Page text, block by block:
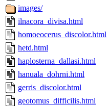
images/
ilnacora_divisa.html
homoeocerus_discolor.html
hetd.html
haplosterna_dallasi.html
hanuala_dohrni.html
gerris_discolor.html
geotomus_difficilis.html